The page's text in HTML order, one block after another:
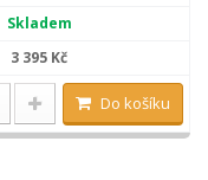
Skladem
3 395 Kč
Do košíku